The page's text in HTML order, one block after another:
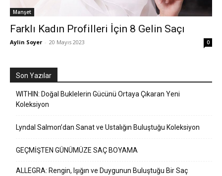
Manşet
Farklı Kadın Profilleri İçin 8 Gelin Saçı
Aylin Soyer - 20 Mayıs 2023 0
Son Yazılar
WITHIN: Doğal Buklelerin Gücünü Ortaya Çıkaran Yeni
Koleksiyon
Lyndal Salmon’dan Sanat ve Ustalığın Buluştuğu Koleksiyon
GEÇMİŞTEN GÜNÜMÜZE SAÇ BOYAMA
ALLEGRA: Rengin, Işığın ve Duygunun Buluştuğu Bir Saç